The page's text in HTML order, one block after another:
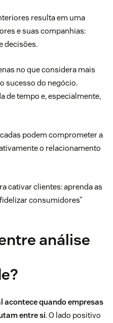
resulta em uma
e suas companhias:
decisões.
no que considera mais
sucesso do negócio.
de tempo e, especialmente,
podem comprometer a
o relacionamento
cativar clientes: aprenda as
consumidores”
análise
acontece quando empresas
entre si. O lado positivo